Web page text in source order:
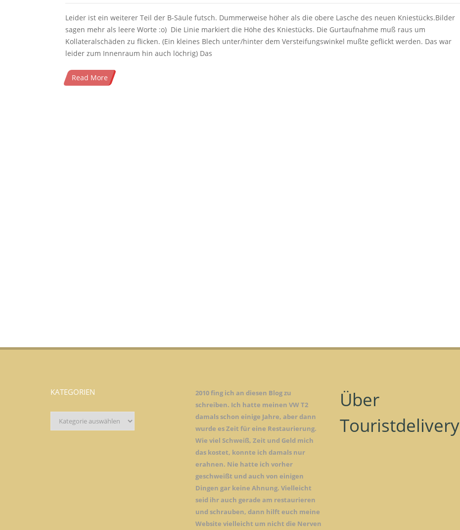
Leider ist ein weiterer Teil der B-Säule futsch. Dummerweise höher als die obere Lasche des neuen Kniestücks.Bilder
sagen mehr als leere Worte :o) Die Linie markiert die Höhe des Kniestücks. Die Gurtaufnahme muß raus um
Kollateralschäden zu flicken. (Ein kleines Blech unter/hinter dem Versteifungswinkel mußte geflickt werden. Das war
leider zum Innenraum hin auch löchrig) Das
Read More
KATEGORIEN
2010 fing ich an diesen Blog zu
schreiben. Ich hatte meinen VW T2
damals schon einige Jahre, aber dann
wurde es Zeit für eine Restaurierung.
Wie viel Schweiß, Zeit und Geld mich
das kostet, konnte ich damals nur
erahnen. Nie hatte ich vorher
geschweißt und auch von einigen
Dingen gar keine Ahnung. Vielleicht
seid ihr auch gerade am restaurieren
und schrauben, dann hilft euch meine
Website vielleicht um nicht die Nerven
Über
Touristdelivery